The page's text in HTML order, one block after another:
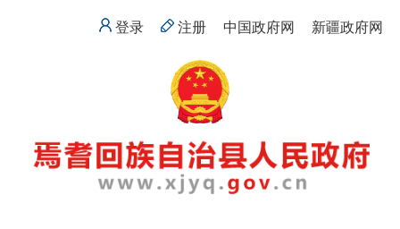
登录 注册 中国政府网 新疆政府网